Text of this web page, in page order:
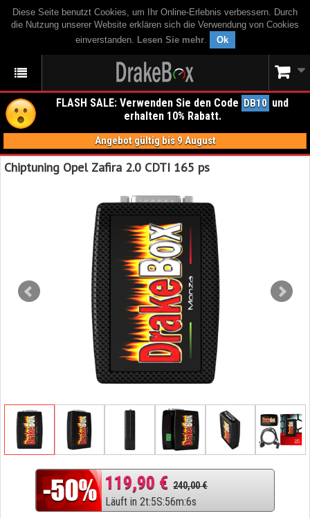
Diese Seite benutzt Cookies, um Ihr Online-Erlebnis verbessern. Durch
die Nutzung unserer Website erklären sich die Verwendung von Cookies
einverstanden. Lesen Sie mehr. Ok
FLASH SALE: Verwenden Sie den Code DB10 und
erhalten 10% Rabatt.
Angebot gültig bis 9 August
Chiptuning Opel Zafira 2.0 CDTI 165 ps
119,90 € 240,00 €
Läuft in 2t:5S:56m:5s